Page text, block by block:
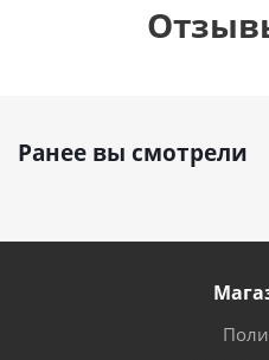
Ранее вы смотрели